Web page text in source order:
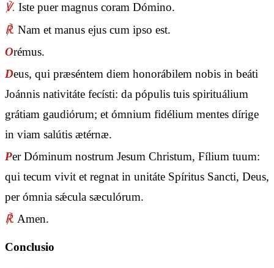
℣. Iste puer magnus coram Dómino.
℟. Nam et manus ejus cum ipso est.
Orémus.
Deus, qui præséntem diem honorábilem nobis in beáti
Joánnis nativitáte fecísti: da pópulis tuis spirituálium
grátiam gaudiórum; et ómnium fidélium mentes dírige
in viam salútis ætérnæ.
Per Dóminum nostrum Jesum Christum, Fílium tuum:
qui tecum vivit et regnat in unitáte Spíritus Sancti, Deus,
per ómnia sǽcula sæculórum.
℟. Amen.
Conclusio